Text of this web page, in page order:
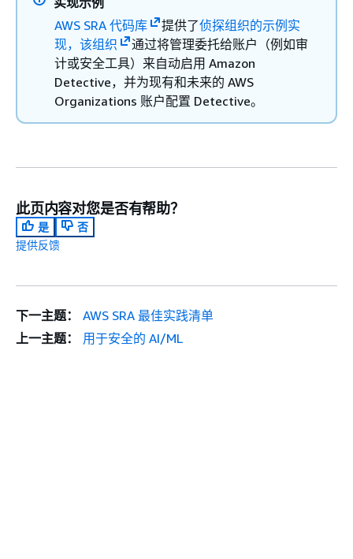
AWS SRA 代码库
提供了侦探组织的示例实
现，该组织
通过将管理委托给账户（例如审
计或安全工具）来自动启用 Amazon
Detective，并为现有和未来的 AWS
Organizations 账户配置 Detective。
此页内容对您是否有帮助？
是
否
提供反馈
下一主题：
AWS SRA 最佳实践清单
上一主题：
用于安全的 AI/ML